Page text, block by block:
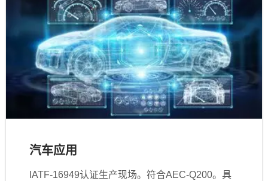
汽车应用
IATF‐16949认证生产现场。符合AEC-Q200。具